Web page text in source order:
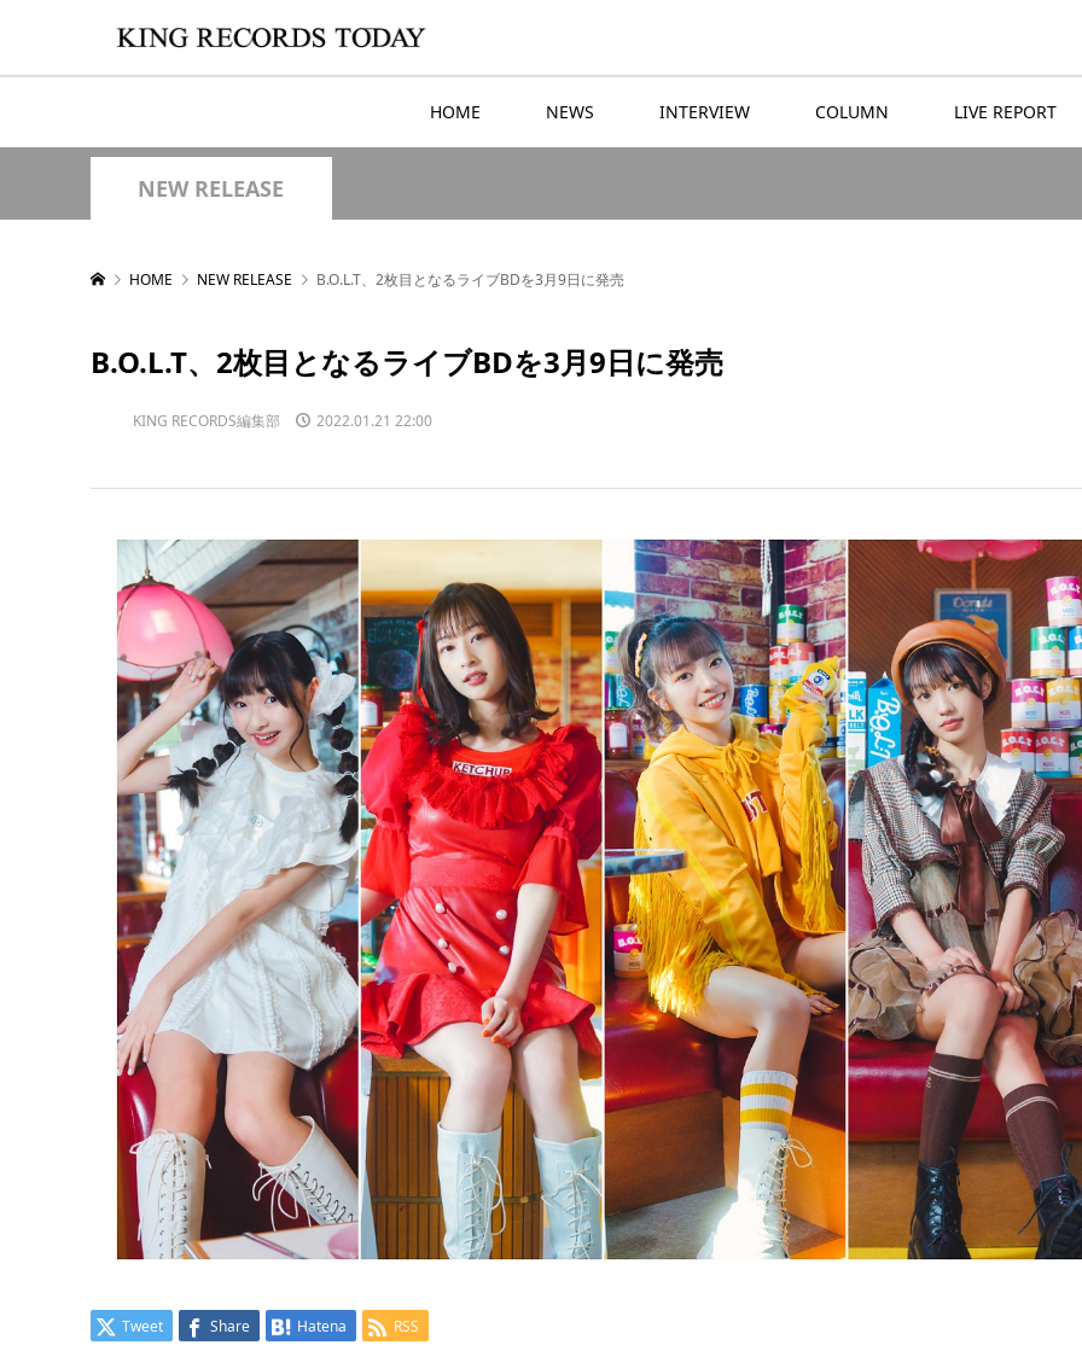
HOME NEWS INTERVIEW COLUMN LIVE REPORT
NEW RELEASE
HOME NEW RELEASE B.O.L.T、2枚目となるライブBDを3月9日に発売
B.O.L.T、2枚目となるライブBDを3月9日に発売
KING RECORDS編集部 2022.01.21 22:00
Tweet Share Hatena RSS